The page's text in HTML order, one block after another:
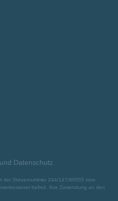
Datenschutz
der Steuernummer 244/147/80055 vom
befreit. Ihre Zuwendung an den